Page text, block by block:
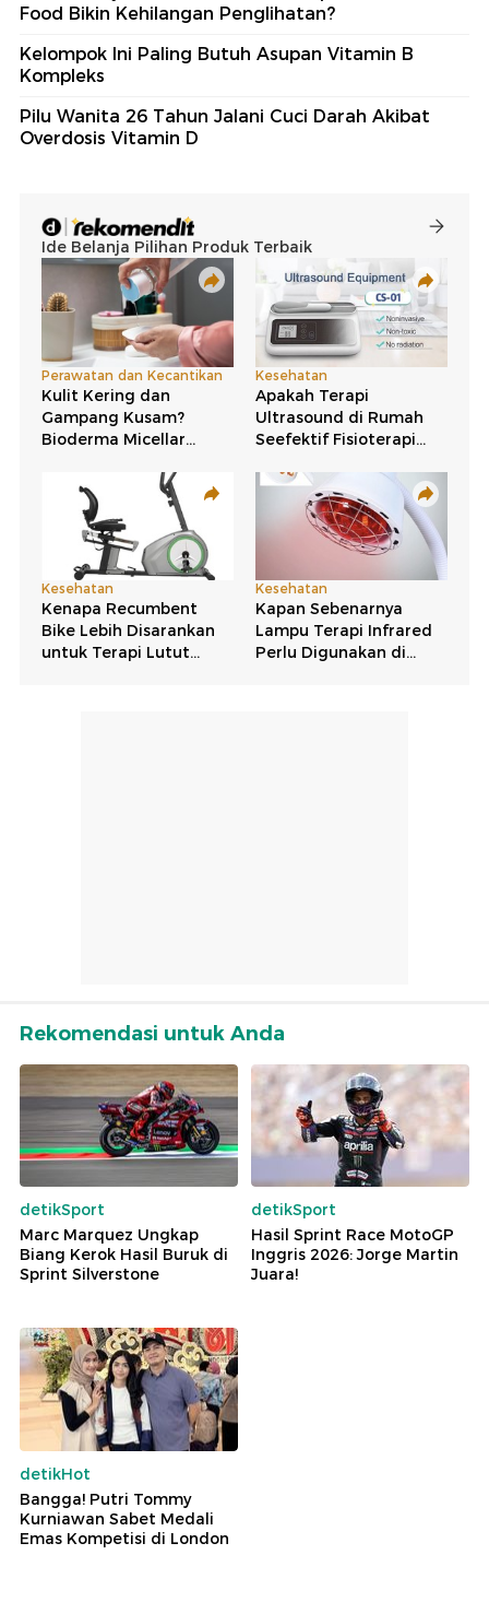
Food Bikin Kehilangan Penglihatan?
Kelompok Ini Paling Butuh Asupan Vitamin B
Kompleks
Pilu Wanita 26 Tahun Jalani Cuci Darah Akibat
Overdosis Vitamin D
Rekomendasi untuk Anda
detikSport
Marc Marquez Ungkap
Biang Kerok Hasil Buruk di
Sprint Silverstone
detikSport
Hasil Sprint Race MotoGP
Inggris 2026: Jorge Martin
Juara!
detikHot
Bangga! Putri Tommy
Kurniawan Sabet Medali
Emas Kompetisi di London